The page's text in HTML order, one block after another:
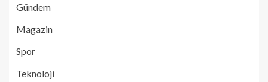
Gündem
Magazin
Spor
Teknoloji